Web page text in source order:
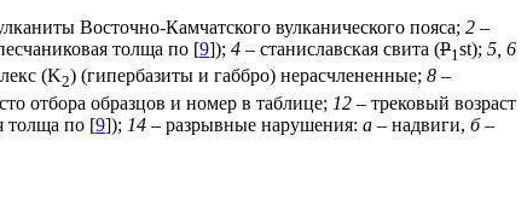
Восточно-Камчатского вулканического пояса; 2 –
толща по [9]); 4 – станиславская свита (P1st); 5, 6
(K2) (гипербазиты и габбро) нерасчлененные; 8 –
отбора образцов и номер в таблице; 12 – трековый возраст
толща по [9]); 14 – разрывные нарушения: а – надвиги, б–